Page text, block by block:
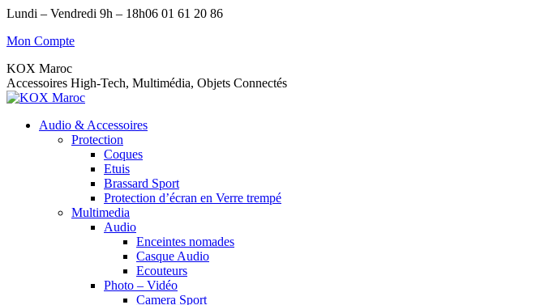
Skip
content
Lundi – Vendredi 9h – 18h06 01 61 20 86
page
in
new
window
page
in
new
window
page
in
new
window
Mon Compte
KOX Maroc
Accessoires High-Tech, Multimédia, Objets Connectés
Audio & Accessoires
Protection
Coques
Etuis
Brassard Sport
Protection d’écran en Verre trempé
Multimedia
Audio
Enceintes nomades
Casque Audio
Ecouteurs
Photo – Vidéo
Camera Sport